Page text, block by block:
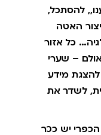
להסתכל,
האטה
כל אזור
– שערי
מידע
לשדר את
יש ככר